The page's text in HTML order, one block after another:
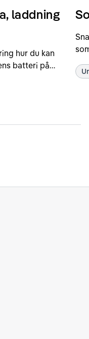
laddning
hur du kan
batteri på
för den
till